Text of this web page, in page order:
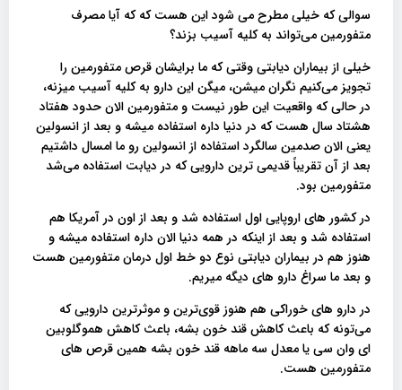
سوالی که خیلی مطرح می شود این هست که که آیا مصرف
متفورمین می‌تواند به کلیه آسیب بزند؟
خیلی از بیماران دیابتی وقتی که ما برایشان قرص متفورمین را
تجویز می‌کنیم نگران میشن، میگن این دارو به کلیه آسیب میزنه،
در حالی که واقعیت این طور نیست و متفورمین الان حدود هفتاد
هشتاد سال هست که در دنیا داره استفاده میشه و بعد از انسولین
یعنی الان صدمین سالگرد استفاده از انسولین رو ما امسال داشتیم
بعد از آن تقریباً قدیمی ترین دارویی که در دیابت استفاده می‌شد
متفورمین بود.
در کشور های اروپایی اول استفاده شد و بعد از اون در آمریکا هم
استفاده شد و بعد از اینکه در همه دنیا الان داره استفاده میشه و
هنوز هم در بیماران دیابتی نوع دو خط اول درمان متفورمین هست
و بعد ما سراغ دارو های دیگه میریم.
در دارو های خوراکی هم هنوز قوی‌ترین و موثر‌ترین دارویی که
می‌تونه که باعث کاهش قند خون بشه، باعث کاهش هموگلوبین
ای وان سی یا معدل سه ماهه قند خون بشه همین قرص‌ های
متفورمین هست.